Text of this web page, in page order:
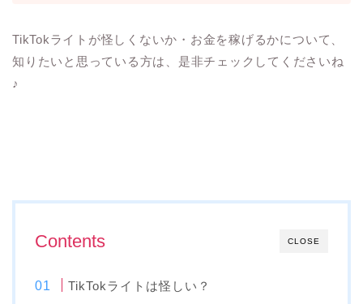
TikTokライトが怪しくないか・お金を稼げるかについて、
知りたいと思っている方は、是非チェックしてくださいね
♪
CLOSE
Contents
TikTokライトは怪しい？